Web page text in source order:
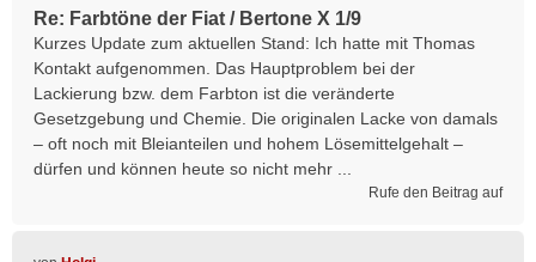
Re: Farbtöne der Fiat / Bertone X 1/9
Kurzes Update zum aktuellen Stand: Ich hatte mit Thomas
Kontakt aufgenommen. Das Hauptproblem bei der
Lackierung bzw. dem Farbton ist die veränderte
Gesetzgebung und Chemie. Die originalen Lacke von damals
– oft noch mit Bleianteilen und hohem Lösemittelgehalt –
dürfen und können heute so nicht mehr ...
Rufe den Beitrag auf